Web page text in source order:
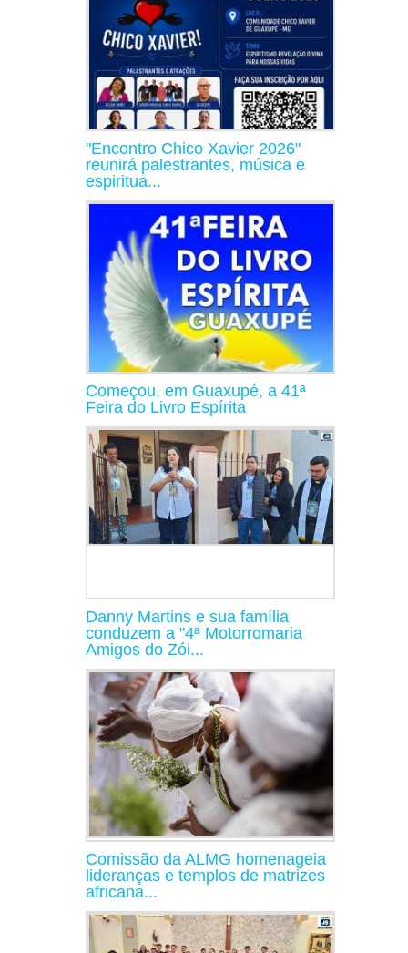
"Encontro Chico Xavier 2026"
reunirá palestrantes, música e
espiritua...
Começou, em Guaxupé, a 41ª
Feira do Livro Espírita
Danny Martins e sua família
conduzem a "4ª Motorromaria
Amigos do Zói...
Comissão da ALMG homenageia
lideranças e templos de matrizes
africana...